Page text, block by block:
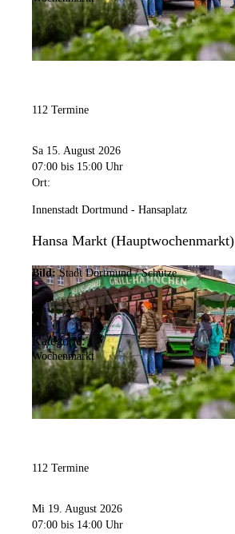
112 Termine
Sa 15. August 2026
07:00 bis 15:00 Uhr
Ort:
Innenstadt Dortmund - Hansaplatz
Hansa Markt (Hauptwochenmarkt)
Bild: Stadt Dortmund / Schütze
Kategorie:
Wochenmarkt
112 Termine
Mi 19. August 2026
07:00 bis 14:00 Uhr